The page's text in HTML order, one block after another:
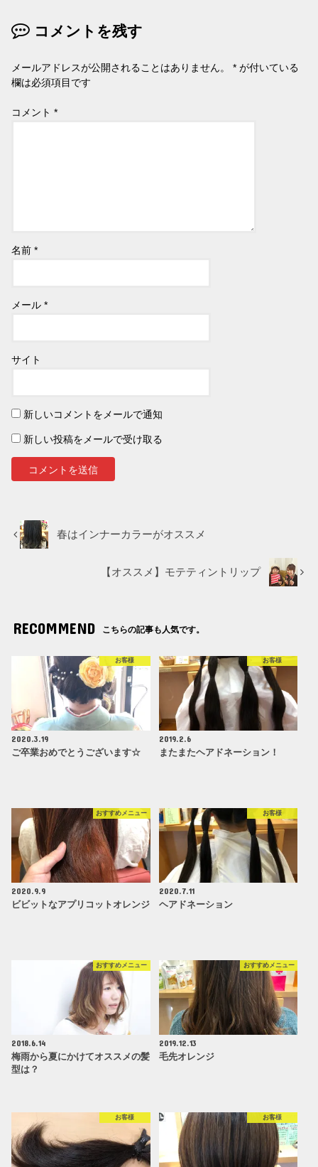
コメントを残す
メールアドレスが公開されることはありません。 * が付いている
欄は必須項目です
コメント*
名前*
メール*
サイト
新しいコメントをメールで通知
新しい投稿をメールで受け取る
春はインナーカラーがオススメ
【オススメ】モテティントリップ
RECOMMEND こちらの記事も人気です。
お客様
2020.3.19
ご卒業おめでとうございます☆
お客様
2019.2.6
またまたヘアドネーション！
おすすめメニュー
2020.9.9
ビビットなアプリコットオレンジ
お客様
2020.7.11
ヘアドネーション
おすすめメニュー
2018.6.14
梅雨から夏にかけてオススメの髪
型は？
おすすめメニュー
2019.12.13
毛先オレンジ
お客様 お客様